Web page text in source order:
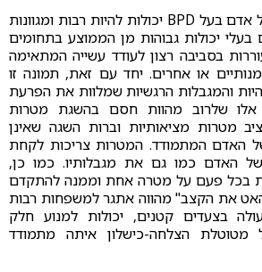
שנית, נקודות החוזק של אדם בעל BPD יכולות להיות רבות ומגוונות
בעלי יכולות גבוהות מן הממוצע בתחומים
בסביבה רצון לעודד עשייה המתאימה
או אחרים. יחד עם זאת, תמונה זו
והמגבלות הרגשיות שמלוות את הפרעת
אלו שלרוב מהוות חסם בהשגת מטרות
מטרות מציאותיות וברות השגה שאינן
האדם המתמודד. המטרות צריכות לקחת
של האדם כמו גם את מגבלותיו. כמו כן,
בכל פעם על מטרה אחת וממנה להתקדם
את הקצב" מהווה אתגר למשפחות רבות
בצעדים קטנים, יכולות למנוע חלק
מטוטלת הצלחה-כישלון איתה מתמודד